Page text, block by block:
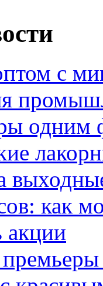
с
одним
как
акции